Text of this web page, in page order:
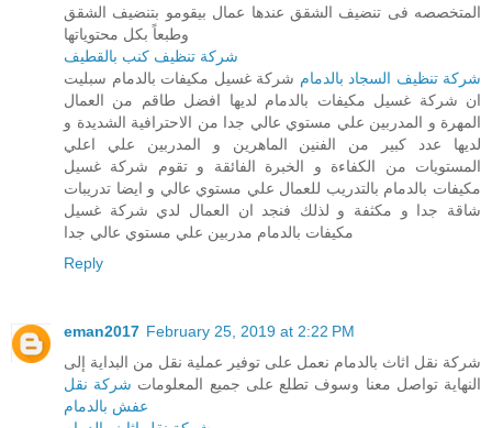
المتخصصه فى تنضيف الشقق عندها عمال بيقومو بتنضيف الشقق
وطبعاً بكل محتوياتها
شركة تنظيف كنب بالقطيف
شركة تنظيف السجاد بالدمام شركة غسيل مكيفات بالدمام سبليت
ان شركة غسيل مكيفات بالدمام لديها افضل طاقم من العمال
المهرة و المدربين علي مستوي عالي جدا من الاحترافية الشديدة و
لديها عدد كبير من الفنين الماهرين و المدربين علي اعلي
المستويات من الكفاءة و الخبرة الفائقة و تقوم شركة غسيل
مكيفات بالدمام بالتدريب للعمال علي مستوي عالي و ايضا تدريبات
شاقة جدا و مكثفة و لذلك فنجد ان العمال لدي شركة غسيل
مكيفات بالدمام مدربين علي مستوي عالي جدا
Reply
eman2017 February 25, 2019 at 2:22 PM
شركة نقل اثاث بالدمام نعمل على توفير عملية نقل من البداية إلى
النهاية تواصل معنا وسوف تطلع على جميع المعلومات شركة نقل
عفش بالدمام